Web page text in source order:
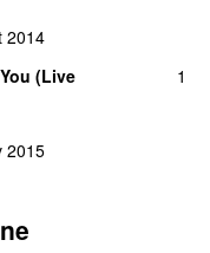
)
2017
2
2014
(Live
2015
1